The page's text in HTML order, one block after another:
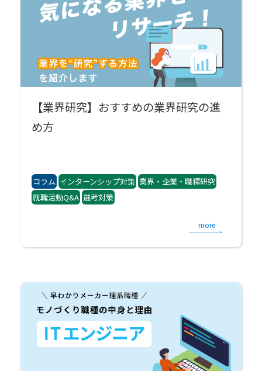
【業界研究】おすすめの業界研究の進
め方
コラム インターンシップ対策 業界・企業・職種研究
就職活動Q&A 選考対策
more